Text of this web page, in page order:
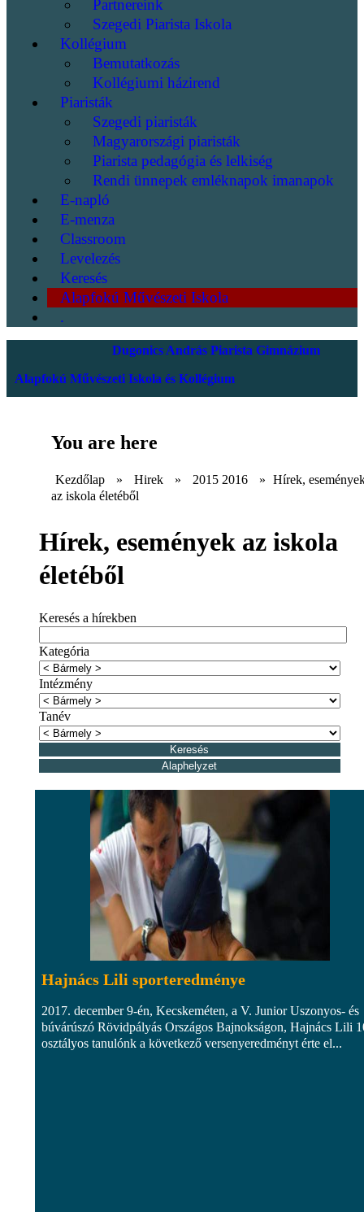
Partnereink
Szegedi Piarista Iskola
Kollégium
Bemutatkozás
Kollégiumi házirend
Piaristák
Szegedi piaristák
Magyarországi piaristák
Piarista pedagógia és lelkiség
Rendi ünnepek emléknapok imanapok
E-napló
E-menza
Classroom
Levelezés
Keresés
Alapfokú Művészeti Iskola
.
Dugonics András Piarista Gimnázium
Alapfokú Művészeti Iskola és Kollégium
You are here
Kezdőlap » Hirek » 2015 2016 » Hírek,
az iskola életéből
Hírek, események az iskola
életéből
Keresés a hírekben
Kategória
Intézmény
Tanév
Hajnács Lili sporteredménye
2017. december 9-én, Kecskeméten, a V. Junior Uszonyos- és
búvárúszó Rövidpályás Országos Bajnokságon, Hajnács Lili
osztályos tanulónk a következő versenyeredményt érte el...